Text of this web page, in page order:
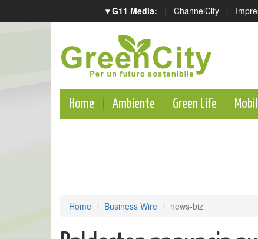
▾ G11 Media: | ChannelCity |
Home Ambiente Green Life
Home Business Wire news-biz